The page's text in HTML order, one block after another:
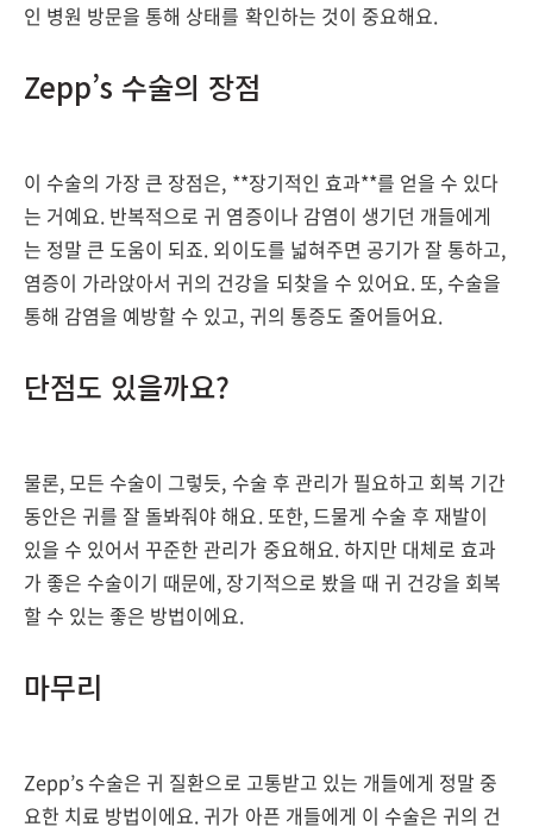
인 병원 방문을 통해 상태를 확인하는 것이 중요해요.
Zepp’s 수술의 장점
이 수술의 가장 큰 장점은, **장기적인 효과**를 얻을 수 있다
는 거예요. 반복적으로 귀 염증이나 감염이 생기던 개들에게
는 정말 큰 도움이 되죠. 외이도를 넓혀주면 공기가 잘 통하고,
염증이 가라앉아서 귀의 건강을 되찾을 수 있어요. 또, 수술을
통해 감염을 예방할 수 있고, 귀의 통증도 줄어들어요.
단점도 있을까요?
물론, 모든 수술이 그렇듯, 수술 후 관리가 필요하고 회복 기간
동안은 귀를 잘 돌봐줘야 해요. 또한, 드물게 수술 후 재발이
있을 수 있어서 꾸준한 관리가 중요해요. 하지만 대체로 효과
가 좋은 수술이기 때문에, 장기적으로 봤을 때 귀 건강을 회복
할 수 있는 좋은 방법이에요.
마무리
Zepp’s 수술은 귀 질환으로 고통받고 있는 개들에게 정말 중
요한 치료 방법이에요. 귀가 아픈 개들에게 이 수술은 귀의 건